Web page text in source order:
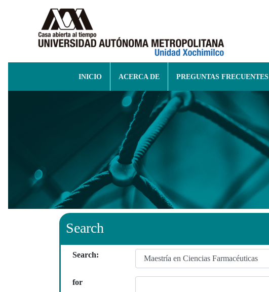
INICIO ACERCA DE PREGUNTAS FRECUENTES
Search
Search:
for